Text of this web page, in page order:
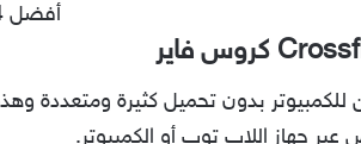
أفضل 4 ألعاب حرب للكمبيوتر اون لاين 2021
جهاز اللاب توب أو الكمبيوتر.